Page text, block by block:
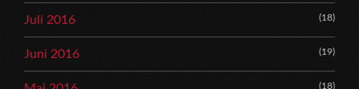
Juli 2016 (18)
Juni 2016 (19)
(18)